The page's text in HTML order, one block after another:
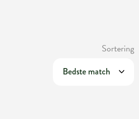
Sortering